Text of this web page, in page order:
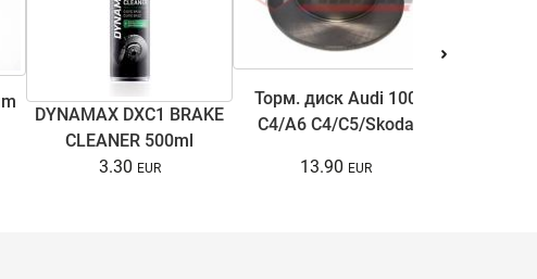
DYNAMAX DXC1 BRAKE
CLEANER 500ml
3.30
Торм. диск Audi 100
C4/A6 C4/C5/Skoda
B5/B5.5 1.6-3.7 90-08
13.90